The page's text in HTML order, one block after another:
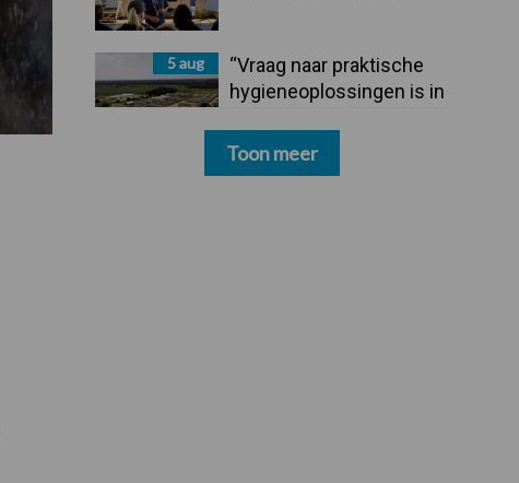
5 aug
“Vraag naar praktische
hygieneoplossingen is in
Toon meer